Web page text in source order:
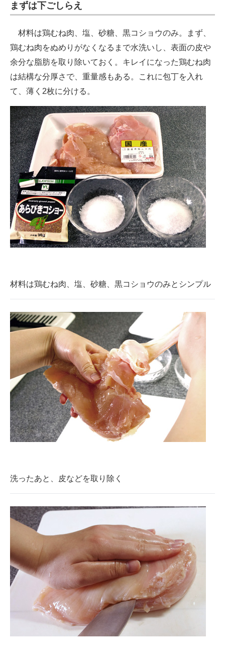
まずは下ごしらえ
材料は鶏むね肉、塩、砂糖、黒コショウのみ。まず、
鶏むね肉をぬめりがなくなるまで水洗いし、表面の皮や
余分な脂肪を取り除いておく。キレイになった鶏むね肉
は結構な分厚さで、重量感もある。これに包丁を入れ
て、薄く2枚に分ける。
材料は鶏むね肉、塩、砂糖、黒コショウのみとシンプル
洗ったあと、皮などを取り除く